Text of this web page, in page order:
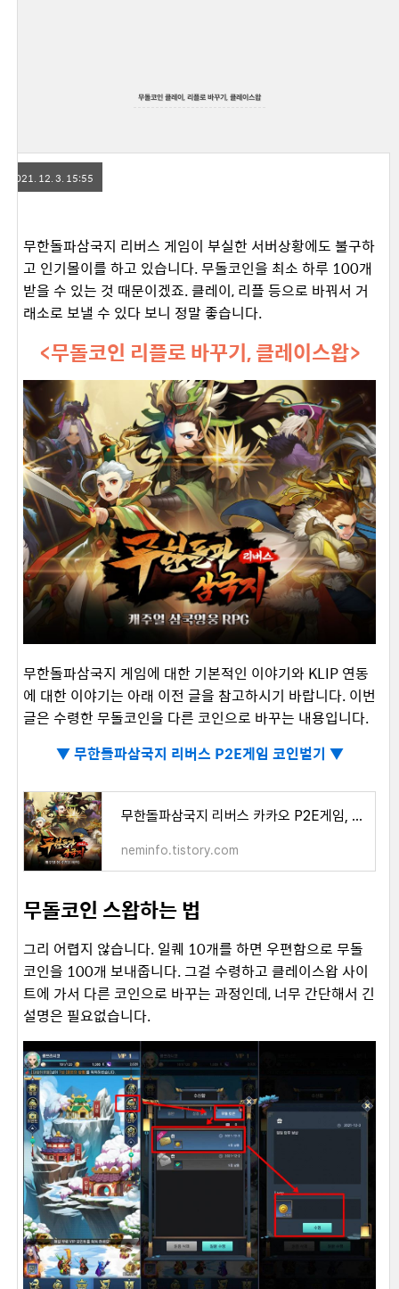
무돌코인 클레이, 리플로 바꾸기, 클레이스왑
2021. 12. 3. 15:55
무한돌파삼국지 리버스 게임이 부실한 서버상황에도 불구하
고 인기몰이를 하고 있습니다. 무돌코인을 최소 하루 100개
받을 수 있는 것 때문이겠죠. 클레이, 리플 등으로 바꿔서 거
래소로 보낼 수 있다 보니 정말 좋습니다.
<무돌코인 리플로 바꾸기, 클레이스왑>
무한돌파삼국지 게임에 대한 기본적인 이야기와 KLIP 연동
에 대한 이야기는 아래 이전 글을 참고하시기 바랍니다. 이번
글은 수령한 무돌코인을 다른 코인으로 바꾸는 내용입니다.
▼무한돌파삼국지 리버스 P2E게임 코인벌기 ▼
무한돌파삼국지 리버스 카카오 P2E게임, 무돌코인 벌기
neminfo.tistory.com
무돌코인 스왑하는 법
그리 어렵지 않습니다. 일퀘 10개를 하면 우편함으로 무돌
코인을 100개 보내줍니다. 그걸 수령하고 클레이스왑 사이
트에 가서 다른 코인으로 바꾸는 과정인데, 너무 간단해서 긴
설명은 필요없습니다.